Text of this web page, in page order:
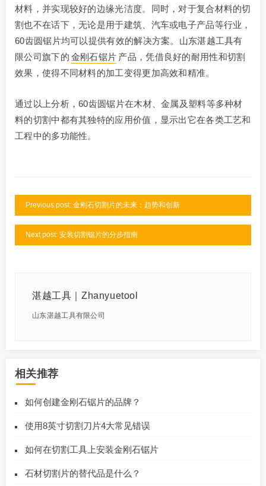
材料，并实现较好的边缘光洁度。同时，对于复合材料的切
割也不在话下，无论是用于建筑、汽车或电子产品等行业，
60齿圆锯片均可以提供有效的解决方案。山东湛越工具有
限公司旗下的 金刚石锯片 产品，凭借良好的耐用性和切割
效果，使得不同材料的加工变得更加高效和精准。
通过以上分析，60齿圆锯片在木材、金属及塑料等多种材
料的切割中都有其独特的应用价值，显示出它在各类工艺和
工程中的多功能性。
Previous post: 金刚石切割片的未来：趋势和创新
Next post: 安装切割锯片的分步指南
湛越工具｜Zhanyuetool
山东湛越工具有限公司
相关推荐
如何创建金刚石锯片的品牌？
使用8英寸切割刀片4大常见错误
如何在切割工具上安装金刚石锯片
石材切割片的替代品是什么？